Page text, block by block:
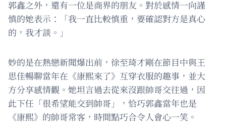
郭鑫之外，還有一位是商界的朋友。對於感情一向謹
慎的她表示：「我一直比較慎重，要確認對方是真心
的，我才談。」
妙的是在熱戀新聞爆出前，徐至琦才剛在節目中與王
思佳暢聊當年在《康熙來了》互穿衣服的趣事，並大
方分享感情觀。她坦言過去從來沒跟帥哥交往過，因
此下任「很希望能交到帥哥」，恰巧郭鑫當年也是
《康熙》的帥哥常客，時間點巧合令人會心一笑。